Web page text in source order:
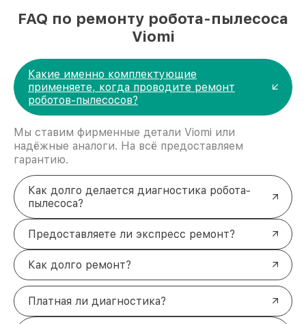
FAQ по ремонту робота-пылесоса
Viomi
Какие именно комплектующие
применяете, когда проводите ремонт
роботов-пылесосов?
Мы ставим фирменные детали Viomi или
надёжные аналоги. На всё предоставляем
гарантию.
Как долго делается диагностика робота-
пылесоса?
Предоставляете ли экспресс ремонт?
Как долго ремонт?
Платная ли диагностика?